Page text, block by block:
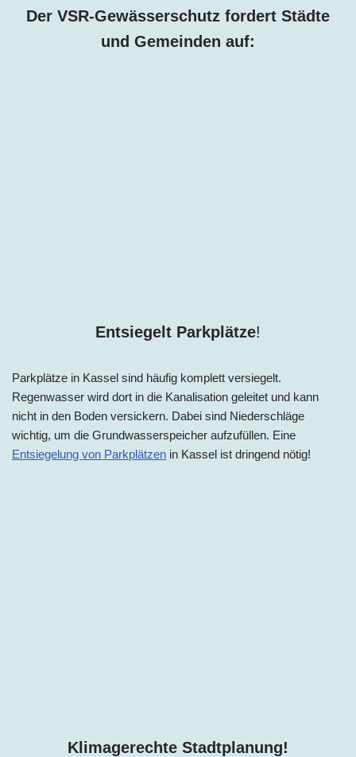
Der VSR-Gewässerschutz fordert Städte
und Gemeinden auf:
Entsiegelt Parkplätze!
Parkplätze in Kassel sind häufig komplett versiegelt.
Regenwasser wird dort in die Kanalisation geleitet und kann
nicht in den Boden versickern. Dabei sind Niederschläge
wichtig, um die Grundwasserspeicher aufzufüllen. Eine
Entsiegelung von Parkplätzen in Kassel ist dringend nötig!
Klimagerechte Stadtplanung!